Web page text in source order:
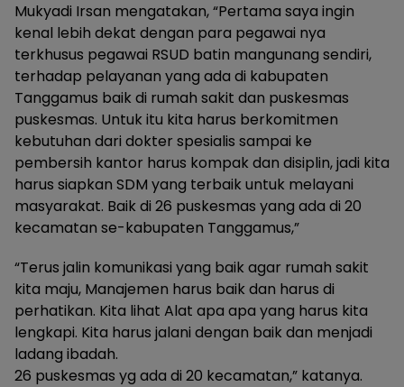
Mukyadi Irsan mengatakan, “Pertama saya ingin
kenal lebih dekat dengan para pegawai nya
terkhusus pegawai RSUD batin mangunang sendiri,
terhadap pelayanan yang ada di kabupaten
Tanggamus baik di rumah sakit dan puskesmas
puskesmas. Untuk itu kita harus berkomitmen
kebutuhan dari dokter spesialis sampai ke
pembersih kantor harus kompak dan disiplin, jadi kita
harus siapkan SDM yang terbaik untuk melayani
masyarakat. Baik di 26 puskesmas yang ada di 20
kecamatan se-kabupaten Tanggamus,”
“Terus jalin komunikasi yang baik agar rumah sakit
kita maju, Manajemen harus baik dan harus di
perhatikan. Kita lihat Alat apa apa yang harus kita
lengkapi. Kita harus jalani dengan baik dan menjadi
ladang ibadah.
26 puskesmas yg ada di 20 kecamatan,” katanya.